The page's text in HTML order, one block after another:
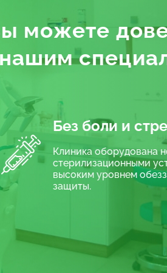
у передних единиц по одному.
может быть установлена
постоянную.
вкладкой.
и выбранной тактики
можете
нашим
Без боли и
Клиника оборудована
стерилизационными
высоким уровнем
защиты.